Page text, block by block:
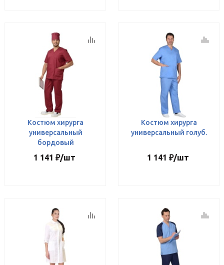
Костюм хирурга
универсальный
бордовый
1 141 ₽/шт
Костюм хирурга
универсальный голуб.
1 141 ₽/шт